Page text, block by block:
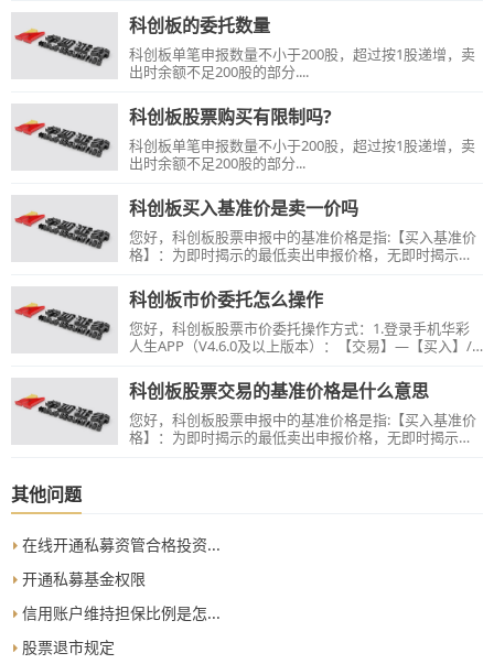
科创板的委托数量
科创板单笔申报数量不小于200股，超过按1股递增，卖
出时余额不足200股的部分....
科创板股票购买有限制吗?
科创板单笔申报数量不小于200股，超过按1股递增，卖
出时余额不足200股的部分...
科创板买入基准价是卖一价吗
您好，科创板股票申报中的基准价格是指:【买入基准价
格】：为即时揭示的最低卖出申报价格，无即时揭示的
格，无即时揭示的最高买入申报价格的，为最新成交
价，当日无成交的，为前收盘价。【卖出基准价格】：
为即时揭示的最高买入申报价格，无即时揭示的最高买
入申报价格的，为即时揭示的最低卖出申报价格，无即
时揭示的最低卖出申报价格的，为最新成交价，当日无
成交的，为前收盘价。
科创板市价委托怎么操作
您好，科创板股票市价委托操作方式：1.登录手机华彩
人生APP（V4.6.0及以上版本）：【交易】—【买入】/
价委托方式（四种申报方式）—输入保护限价、委托数
量，根据提示下单即可；2.登录电脑华彩人生一点通
（V7.29）及以上：【交易】—【证券交易】—【股票】
—【科创板】—【买入】/【卖出】—输入股票代码，选
择市价委托（四种申报方式）—输入保护限价、委托数
科创板股票交易的基准价格是什么意思
您好，科创板股票申报中的基准价格是指:【买入基准价
格】：为即时揭示的最低卖出申报价格，无即时揭示的
时揭示的最低卖出申报价格的，为最新成交价，当日无
其他问题
在线开通私募资管合格投资...
开通私募基金权限
信用账户维持担保比例是怎...
股票退市规定